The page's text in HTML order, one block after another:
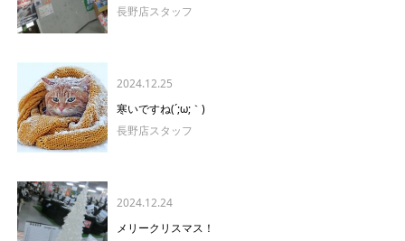
長野店スタッフ
2024.12.25
寒いですね(´;ω;｀)
長野店スタッフ
2024.12.24
メリークリスマス！